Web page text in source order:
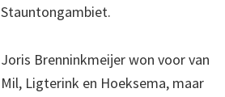
Stauntongambiet.
Joris Brenninkmeijer won voor van
Mil, Ligterink en Hoeksema, maar